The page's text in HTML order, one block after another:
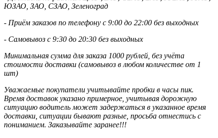
ЮЗАО, ЗАО, СЗАО, Зеленоград
- Приём заказов по телефону с 9:00 до 22:00 без выходных
- Самовывоз с 9:30 до 20:30 без выходных
Минимальная сумма для заказа 1000 рублей, без учёта
стоимости доставки (самовывоз в любом количестве от 1
шт)
Уважаемые покупатели учитывайте пробки в часы пик.
Время доставок указано примерное, учитывая дорожную
ситуацию водитель может задержаться в указанное время
доставки, ситуации бывают разные, просьба отнестись с
пониманием. Заказывайте заранее!!!